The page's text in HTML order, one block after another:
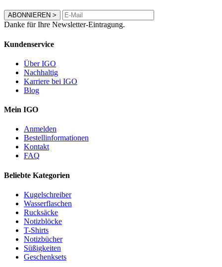
ABONNIEREN >
Danke für Ihre Newsletter-Eintragung.
Kundenservice
Über IGO
Nachhaltig
Karriere bei IGO
Blog
Mein IGO
Anmelden
Bestellinformationen
Kontakt
FAQ
Beliebte Kategorien
Kugelschreiber
Wasserflaschen
Rucksäcke
Notizblöcke
T-Shirts
Notizbücher
Süßigkeiten
Geschenksets